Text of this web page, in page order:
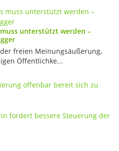
unterstützt werden –
freien Meinungsäußerung,
Öffentlichke...
offenbar bereit sich zu
fordert bessere Steuerung der